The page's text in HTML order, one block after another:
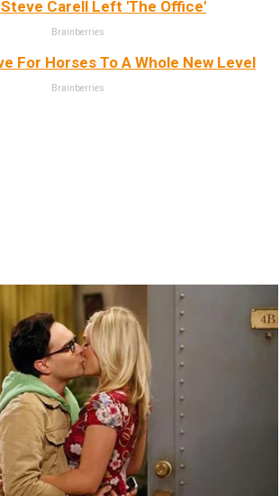
Steve Carell Left 'The Office'
Brainberries
For Horses To A Whole New Level
Brainberries